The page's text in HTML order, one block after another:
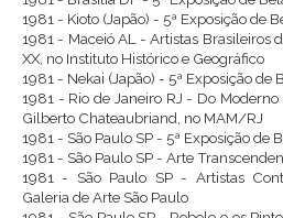
1981 - Kioto (Japão) - 5ª Exposição de
1981 - Maceió AL - Artistas Brasileiros
XX, no Instituto Histórico e Geográfico
1981 - Nekai (Japão) - 5ª Exposição de
1981 - Rio de Janeiro RJ - Do
Gilberto Chateaubriand, no MAM/RJ
1981 - São Paulo SP - 5ª Exposição de
1981 - São Paulo SP - Arte
1981 - São Paulo SP - Artistas
Galeria de Arte São Paulo